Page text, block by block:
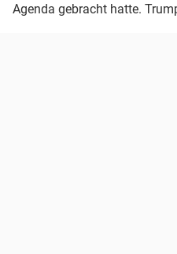
Agenda gebracht hatte.